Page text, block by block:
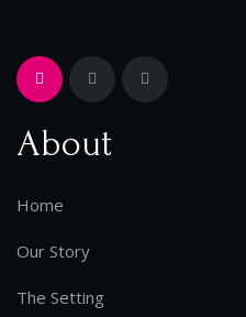
About
Home
Our Story
The Setting